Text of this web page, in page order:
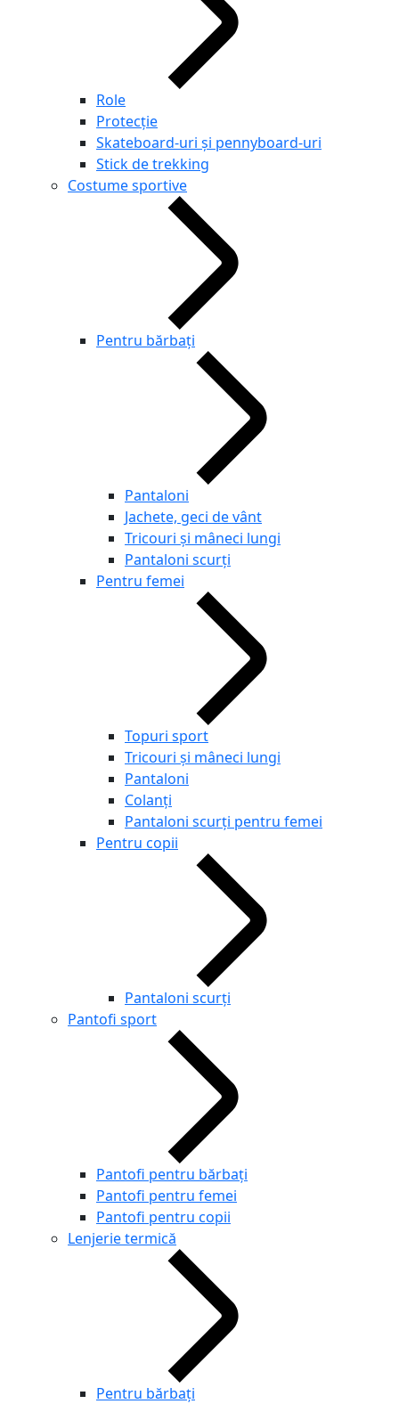
Role
Protecție
Skateboard-uri și pennyboard-uri
Stick de trekking
Costume sportive
Pentru bărbaţi
Pantaloni
Jachete, geci de vânt
Tricouri și mâneci lungi
Pantaloni scurţi
Pentru femei
Topuri sport
Tricouri și mâneci lungi
Pantaloni
Colanți
Pantaloni scurţi pentru femei
Pentru copii
Pantaloni scurţi
Pantofi sport
Pantofi pentru bărbați
Pantofi pentru femei
Pantofi pentru copii
Lenjerie termică
Pentru bărbați